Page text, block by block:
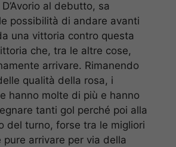
al debutto, sa
possibilità di andare avanti
una vittoria contro questa
che, tra le altre cose,
arrivare. Rimanendo
qualità della rosa, i
hanno molte di più e hanno
tanti gol perché poi alla
del turno, forse tra le migliori
arrivare per via della